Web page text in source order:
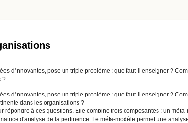
d'innovantes, pose un triple problème : que faut-il enseigner ?
?
d'innovantes, pose un triple problème : que faut-il enseigner ?
dans les organisations ?
à ces questions. Elle combine trois composantes : un
d'analyse de la pertinence. Le méta-modèle permet une